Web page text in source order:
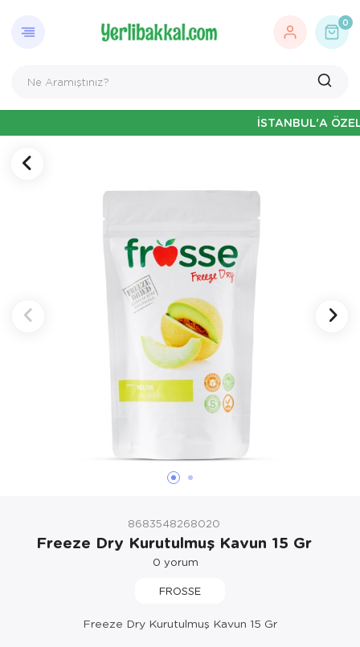
0
İSTANBUL'A ÖZEL
8683548268020
Freeze Dry Kurutulmuş Kavun 15 Gr
0 yorum
FROSSE
Freeze Dry Kurutulmuş Kavun 15 Gr